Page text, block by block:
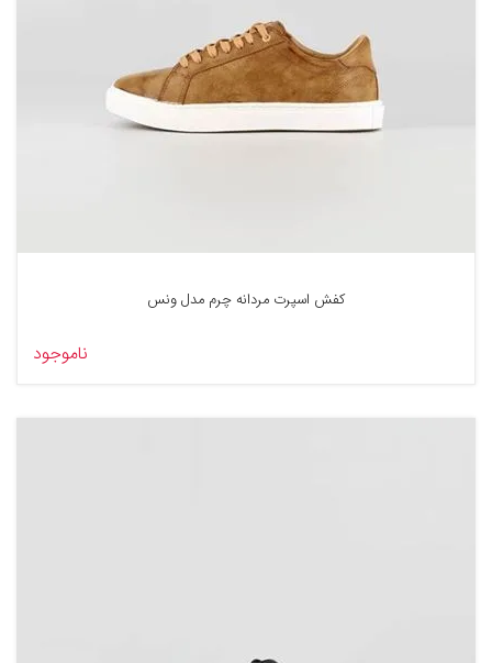
کفش اسپرت مردانه چرم مدل ونس
ناموجود